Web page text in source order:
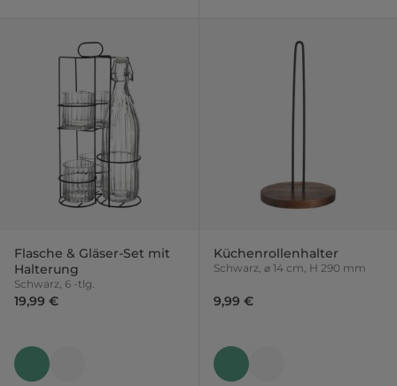
Flasche & Gläser-Set mit
Halterung
Schwarz, 6 -tlg.
19,99 €
Küchenrollenhalter
Schwarz, ⌀ 14 cm, H 290 mm
9,99 €